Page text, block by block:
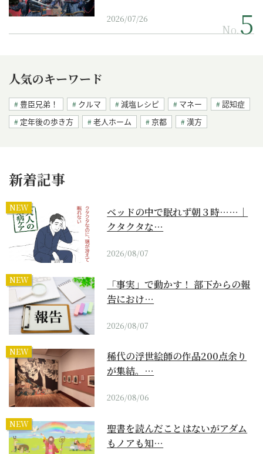
2026/07/26
No.
人気のキーワード
豊臣兄弟！ クルマ 減塩レシピ マネー
認知症
定年後の歩き方
老人ホーム 京都 漢方
新着記事
NEW
ベッドの中で眠れず朝３時……｜
クタクタな…
2026/08/07
NEW
「事実」で動かす！ 部下からの報
告におけ…
2026/08/07
NEW
稀代の浮世絵師の作品200点余り
が集結。…
2026/08/06
NEW
聖書を読んだことはないがアダム
もノアも知…